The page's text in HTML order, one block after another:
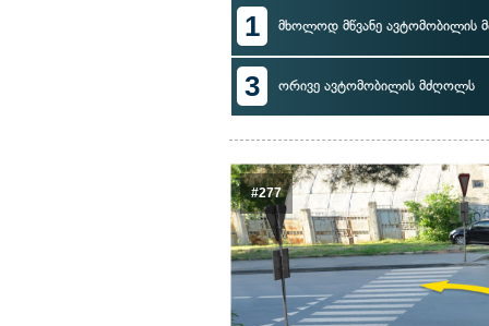
1 მხოლოდ მწვანე ავტომობილის
3 ორივე ავტომობილის მძღოლს
#277